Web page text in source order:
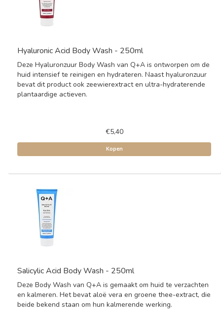
Hyaluronic Acid Body Wash - 250ml
Deze Hyaluronzuur Body Wash van Q+A is ontworpen om de
huid intensief te reinigen en hydrateren. Naast hyaluronzuur
bevat dit product ook zeewierextract en ultra-hydraterende
plantaardige actieven.
€5,40
Kopen
Salicylic Acid Body Wash - 250ml
Deze Body Wash van Q+A is gemaakt om huid te verzachten
en kalmeren. Het bevat aloë vera en groene thee-extract, die
beide bekend staan om hun kalmerende werking.